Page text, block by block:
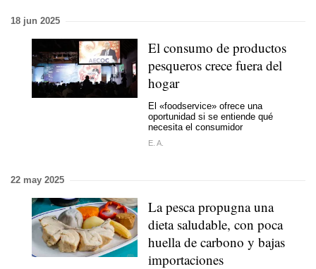
18 jun 2025
El consumo de productos
pesqueros crece fuera del
hogar
El «foodservice» ofrece una
oportunidad si se entiende qué
necesita el consumidor
E. A.
22 may 2025
La pesca propugna una
dieta saludable, con poca
huella de carbono y bajas
importaciones